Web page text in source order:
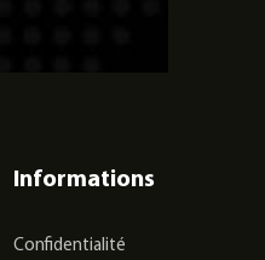
Informations
Confidentialité